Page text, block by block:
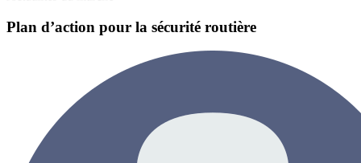
Plan d’action pour la sécurité routière